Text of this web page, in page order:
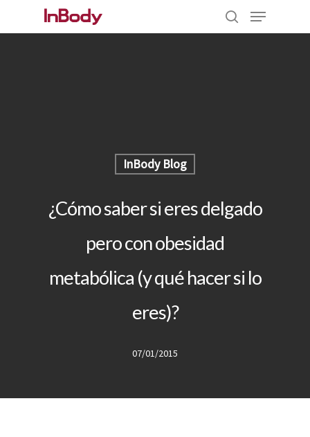
InBody Blog
¿Cómo saber si eres delgado
pero con obesidad
metabólica (y qué hacer si lo
eres)?
07/01/2015